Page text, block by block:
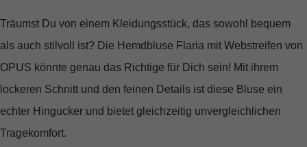
Träumst Du von einem Kleidungsstück, das sowohl bequem
als auch stilvoll ist? Die Hemdbluse Flaria mit Webstreifen von
OPUS könnte genau das Richtige für Dich sein! Mit ihrem
lockeren Schnitt und den feinen Details ist diese Bluse ein
echter Hingucker und bietet gleichzeitig unvergleichlichen
Tragekomfort.